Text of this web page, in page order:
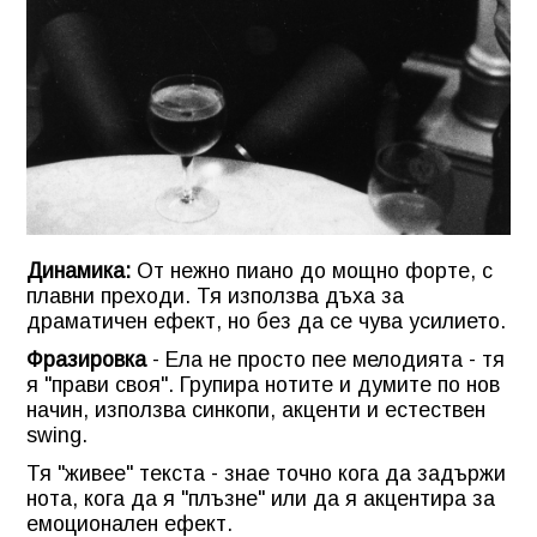
Динамика: От нежно пиано до мощно форте, с
плавни преходи. Тя използва дъха за
драматичен ефект, но без да се чува усилието.
Фразировка- Ела не просто пее мелодията - тя
я "прави своя". Групира нотите и думите по нов
начин, използва синкопи, акценти и естествен
swing.
Тя "живее" текста - знае точно кога да задържи
нота, кога да я "плъзне" или да я акцентира за
емоционален ефект.